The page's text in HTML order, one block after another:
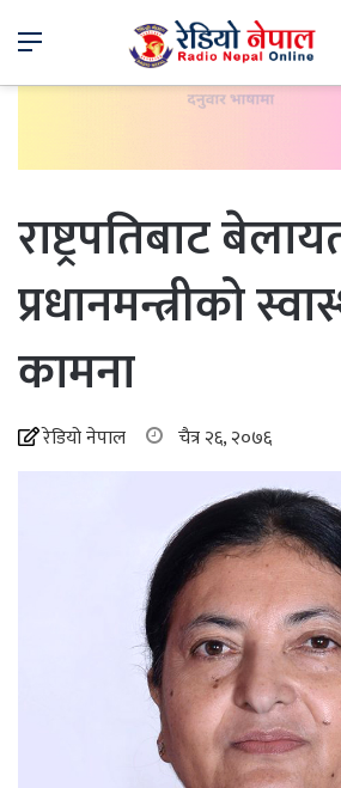
Menu
राष्ट्रपतिबाट
प्रधानमन्त्रीको
कामना
रेडियो नेपाल चैत्र २६, २०७६